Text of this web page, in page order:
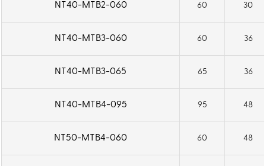
NT40-MTB2-060 60 30
NT40-MTB3-060 60 36
NT40-MTB3-065 65 36
NT40-MTB4-095 95 48
NT50-MTB4-060 60 48